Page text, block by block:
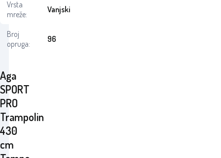
Aga
SPORT
PRO
Trampolin
430
cm
Vrsta
mreže:
Vanjski
Broj
opruga:
96